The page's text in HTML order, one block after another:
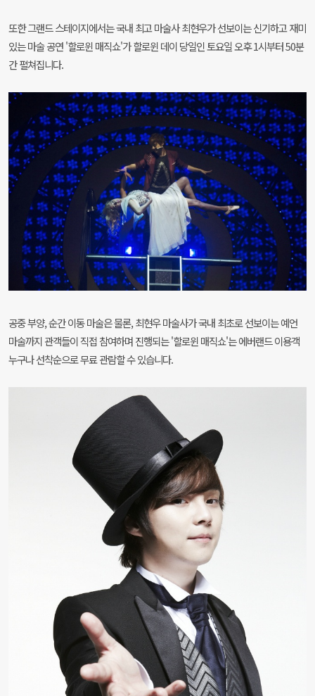
또한 그랜드 스테이지에서는 국내 최고 마술사 최현우가 선보이는 신기하고 재미
있는 마술 공연 '할로윈 매직쇼'가 할로윈 데이 당일인 토요일 오후 1시부터 50분
간 펼쳐집니다.
공중 부양, 순간 이동 마술은 물론, 최현우 마술사가 국내 최초로 선보이는 예언
마술까지 관객들이 직접 참여하며 진행되는 '할로윈 매직쇼'는 에버랜드 이용객
누구나 선착순으로 무료 관람할 수 있습니다.